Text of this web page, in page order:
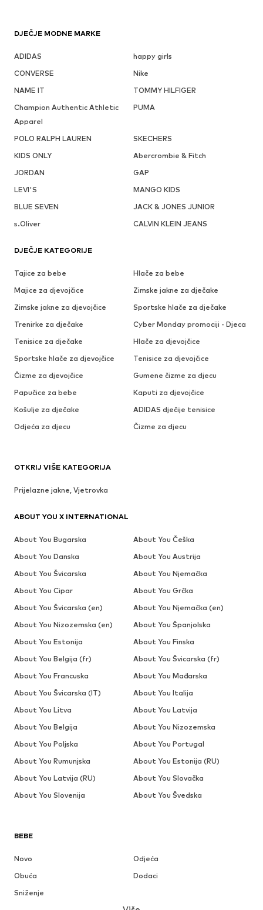
DJEČJE MODNE MARKE
ADIDAS
happy girls
CONVERSE
Nike
NAME IT
TOMMY HILFIGER
Champion Authentic Athletic
Apparel
PUMA
POLO RALPH LAUREN
SKECHERS
KIDS ONLY
Abercrombie & Fitch
JORDAN
GAP
LEVI'S
MANGO KIDS
BLUE SEVEN
JACK & JONES JUNIOR
s.Oliver
CALVIN KLEIN JEANS
DJEČJE KATEGORIJE
Tajice za bebe
Hlače za bebe
Majice za djevojčice
Zimske jakne za dječake
Zimske jakne za djevojčice
Sportske hlače za dječake
Trenirke za dječake
Cyber Monday promociji - Djeca
Tenisice za dječake
Hlače za djevojčice
Sportske hlače za djevojčice
Tenisice za djevojčice
Čizme za djevojčice
Gumene čizme za djecu
Papučice za bebe
Kaputi za djevojčice
Košulje za dječake
ADIDAS dječije tenisice
Odjeća za djecu
Čizme za djecu
BEBE
Novo
Odjeća
Obuća
Dodaci
Sniženje
OTKRIJ VIŠE KATEGORIJA
Prijelazne jakne, Vjetrovka
ABOUT YOU X INTERNATIONAL
About You Bugarska
About You Češka
About You Danska
About You Austrija
About You Švicarska
About You Njemačka
About You Cipar
About You Grčka
About You Švicarska (en)
About You Njemačka (en)
About You Nizozemska (en)
About You Španjolska
About You Estonija
About You Finska
About You Belgija (fr)
About You Švicarska (fr)
About You Francuska
About You Mađarska
About You Švicarska (IT)
About You Italija
About You Litva
About You Latvija
About You Belgija
About You Nizozemska
About You Poljska
About You Portugal
About You Rumunjska
About You Estonija (RU)
About You Latvija (RU)
About You Slovačka
About You Slovenija
About You Švedska